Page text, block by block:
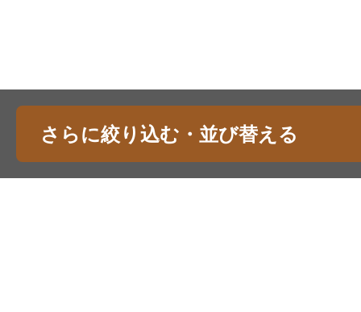
さらに絞り込む・並び替える